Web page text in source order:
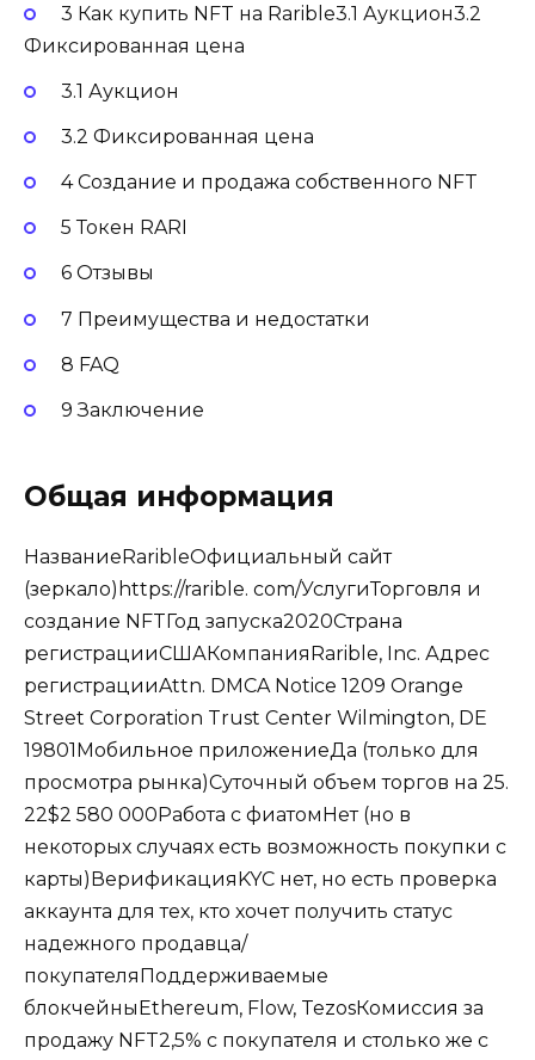
3 Как купить NFT на Rarible3.1 Аукцион3.2
Фиксированная цена
3.1 Аукцион
3.2 Фиксированная цена
4 Создание и продажа собственного NFT
5 Токен RARI
6 Отзывы
7 Преимущества и недостатки
8 FAQ
9 Заключение
Общая информация
НазваниеRaribleОфициальный сайт
(зеркало)https://rarible. com/УслугиТорговля и
создание NFTГод запуска2020Страна
регистрацииСШАКомпанияRarible, Inc. Адрес
регистрацииAttn. DMCA Notice 1209 Orange
Street Corporation Trust Center Wilmington, DE
19801Мобильное приложениеДа (только для
просмотра рынка)Суточный объем торгов на 25.
22$2 580 000Работа с фиатомНет (но в
некоторых случаях есть возможность покупки с
карты)ВерификацияKYC нет, но есть проверка
аккаунта для тех, кто хочет получить статус
надежного продавца/
покупателяПоддерживаемые
блокчейныEthereum, Flow, TezosКомиссия за
продажу NFT2,5% с покупателя и столько же с